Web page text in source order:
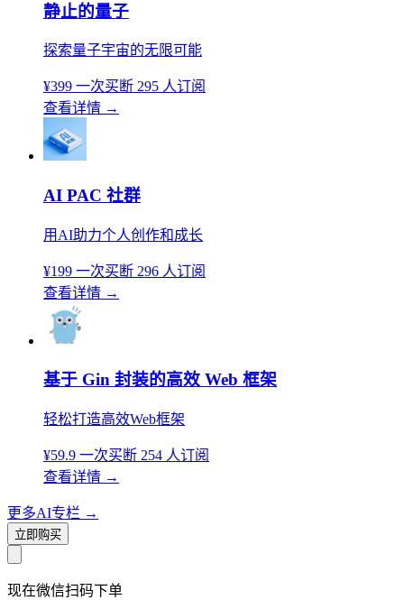
静止的量子
探索量子宇宙的无限可能
¥399 一次买断 295 人订阅
查看详情 →
AI PAC 社群
用AI助力个人创作和成长
¥199 一次买断 296 人订阅
查看详情 →
基于 Gin 封装的高效 Web 框架
轻松打造高效Web框架
¥59.9 一次买断 254 人订阅
查看详情 →
更多AI专栏 →
立即购买
现在微信扫码下单